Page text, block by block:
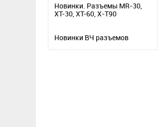
Новинки. Разъемы MR-30,
XT-30, XT-60, X-T90
Новинки ВЧ разъемов